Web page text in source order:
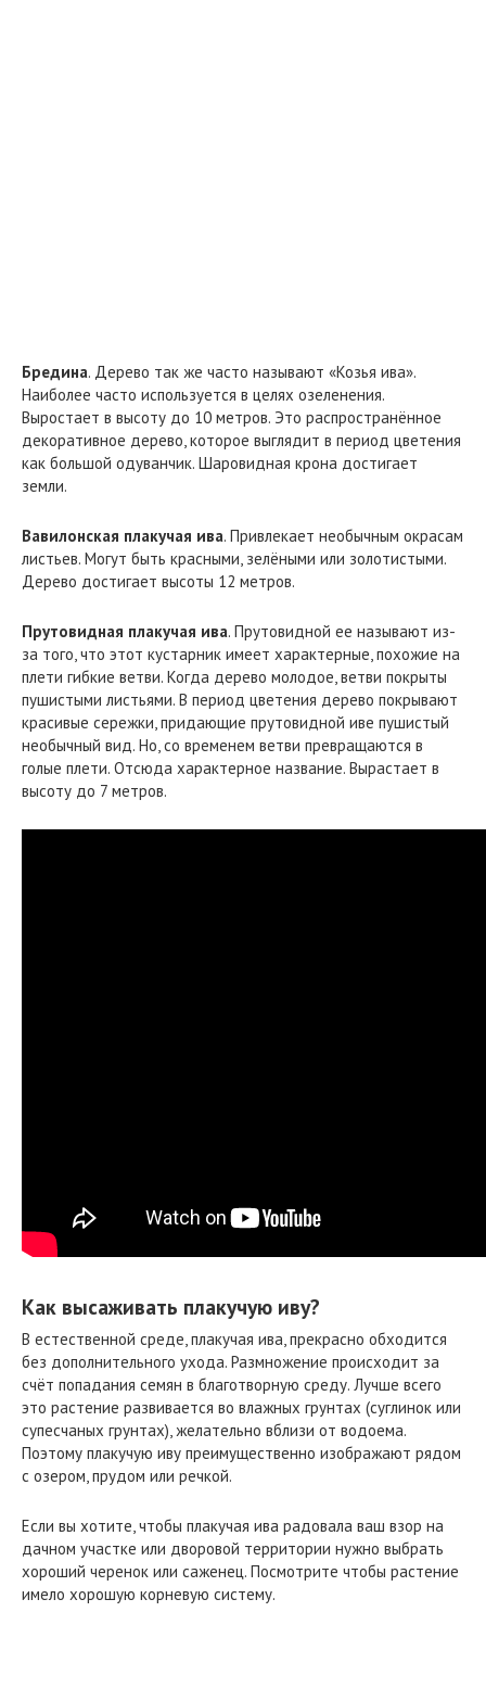
Бредина. Дерево так же часто называют «Козья ива».
Наиболее часто используется в целях озеленения.
Выростает в высоту до 10 метров. Это распространённое
декоративное дерево, которое выглядит в период цветения
как большой одуванчик. Шаровидная крона достигает
земли.
Вавилонская плакучая ива. Привлекает необычным окрасам
листьев. Могут быть красными, зелёными или золотистыми.
Дерево достигает высоты 12 метров.
Прутовидная плакучая ива. Прутовидной ее называют из-
за того, что этот кустарник имеет характерные, похожие на
плети гибкие ветви. Когда дерево молодое, ветви покрыты
пушистыми листьями. В период цветения дерево покрывают
красивые сережки, придающие прутовидной иве пушистый
необычный вид. Но, со временем ветви превращаются в
голые плети. Отсюда характерное название. Вырастает в
высоту до 7 метров.
Как высаживать плакучую иву?
В естественной среде, плакучая ива, прекрасно обходится
без дополнительного ухода. Размножение происходит за
счёт попадания семян в благотворную среду. Лучше всего
это растение развивается во влажных грунтах (суглинок или
супесчаных грунтах), желательно вблизи от водоема.
Поэтому плакучую иву преимущественно изображают рядом
с озером, прудом или речкой.
Если вы хотите, чтобы плакучая ива радовала ваш взор на
дачном участке или дворовой территории нужно выбрать
хороший черенок или саженец. Посмотрите чтобы растение
имело хорошую корневую систему.